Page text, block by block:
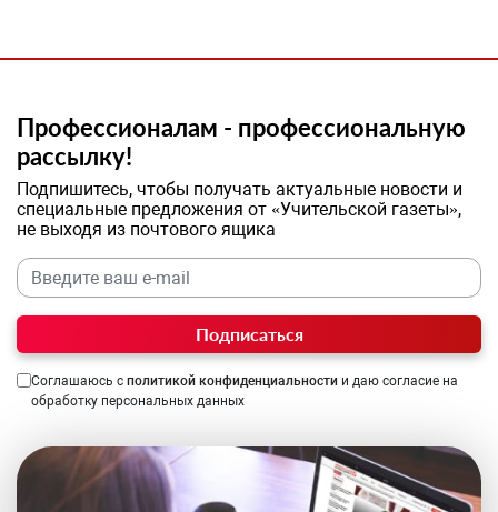
Профессионалам - профессиональную
рассылку!
Подпишитесь, чтобы получать актуальные новости и
специальные предложения от «Учительской газеты»,
не выходя из почтового ящика
Подписаться
Соглашаюсь с политикой конфиденциальности и даю согласие на
обработку персональных данных